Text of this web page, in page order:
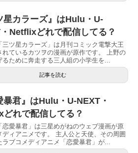
星カラーズ』はHulu・U-
Netflixどれで配信してる？
三ツ星カラーズ」は月刊コミック電撃大王
れているカツヲの漫画が原作です。 上野の
るために奔走する三人組の小学生を...
記事を読む
暴君』はHulu・U-NEXT・
れで配信してる？
恋愛暴君」は三星めがねのウェブ漫画が原
ディアニメです。 主人公と天使、その周囲
ラブコメディアニメ「恋愛暴君」が...